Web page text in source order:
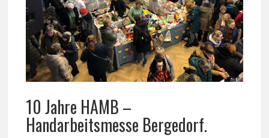
10 Jahre HAMB –
Handarbeitsmesse Bergedorf.